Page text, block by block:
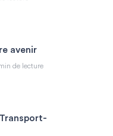
avenir
de lecture